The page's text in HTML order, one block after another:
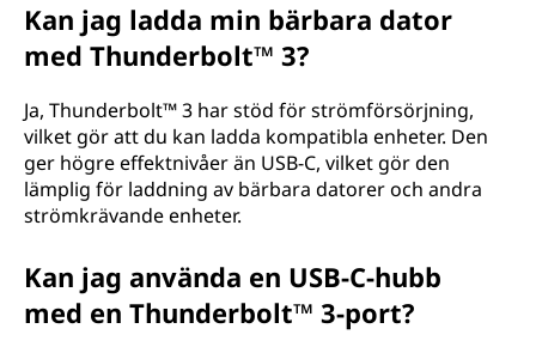
Kan jag ladda min bärbara dator
med Thunderbolt™ 3?
Ja, Thunderbolt™ 3 har stöd för strömförsörjning,
vilket gör att du kan ladda kompatibla enheter. Den
ger högre effektnivåer än USB-C, vilket gör den
lämplig för laddning av bärbara datorer och andra
strömkrävande enheter.
Kan jag använda en USB-C-hubb
med en Thunderbolt™ 3-port?